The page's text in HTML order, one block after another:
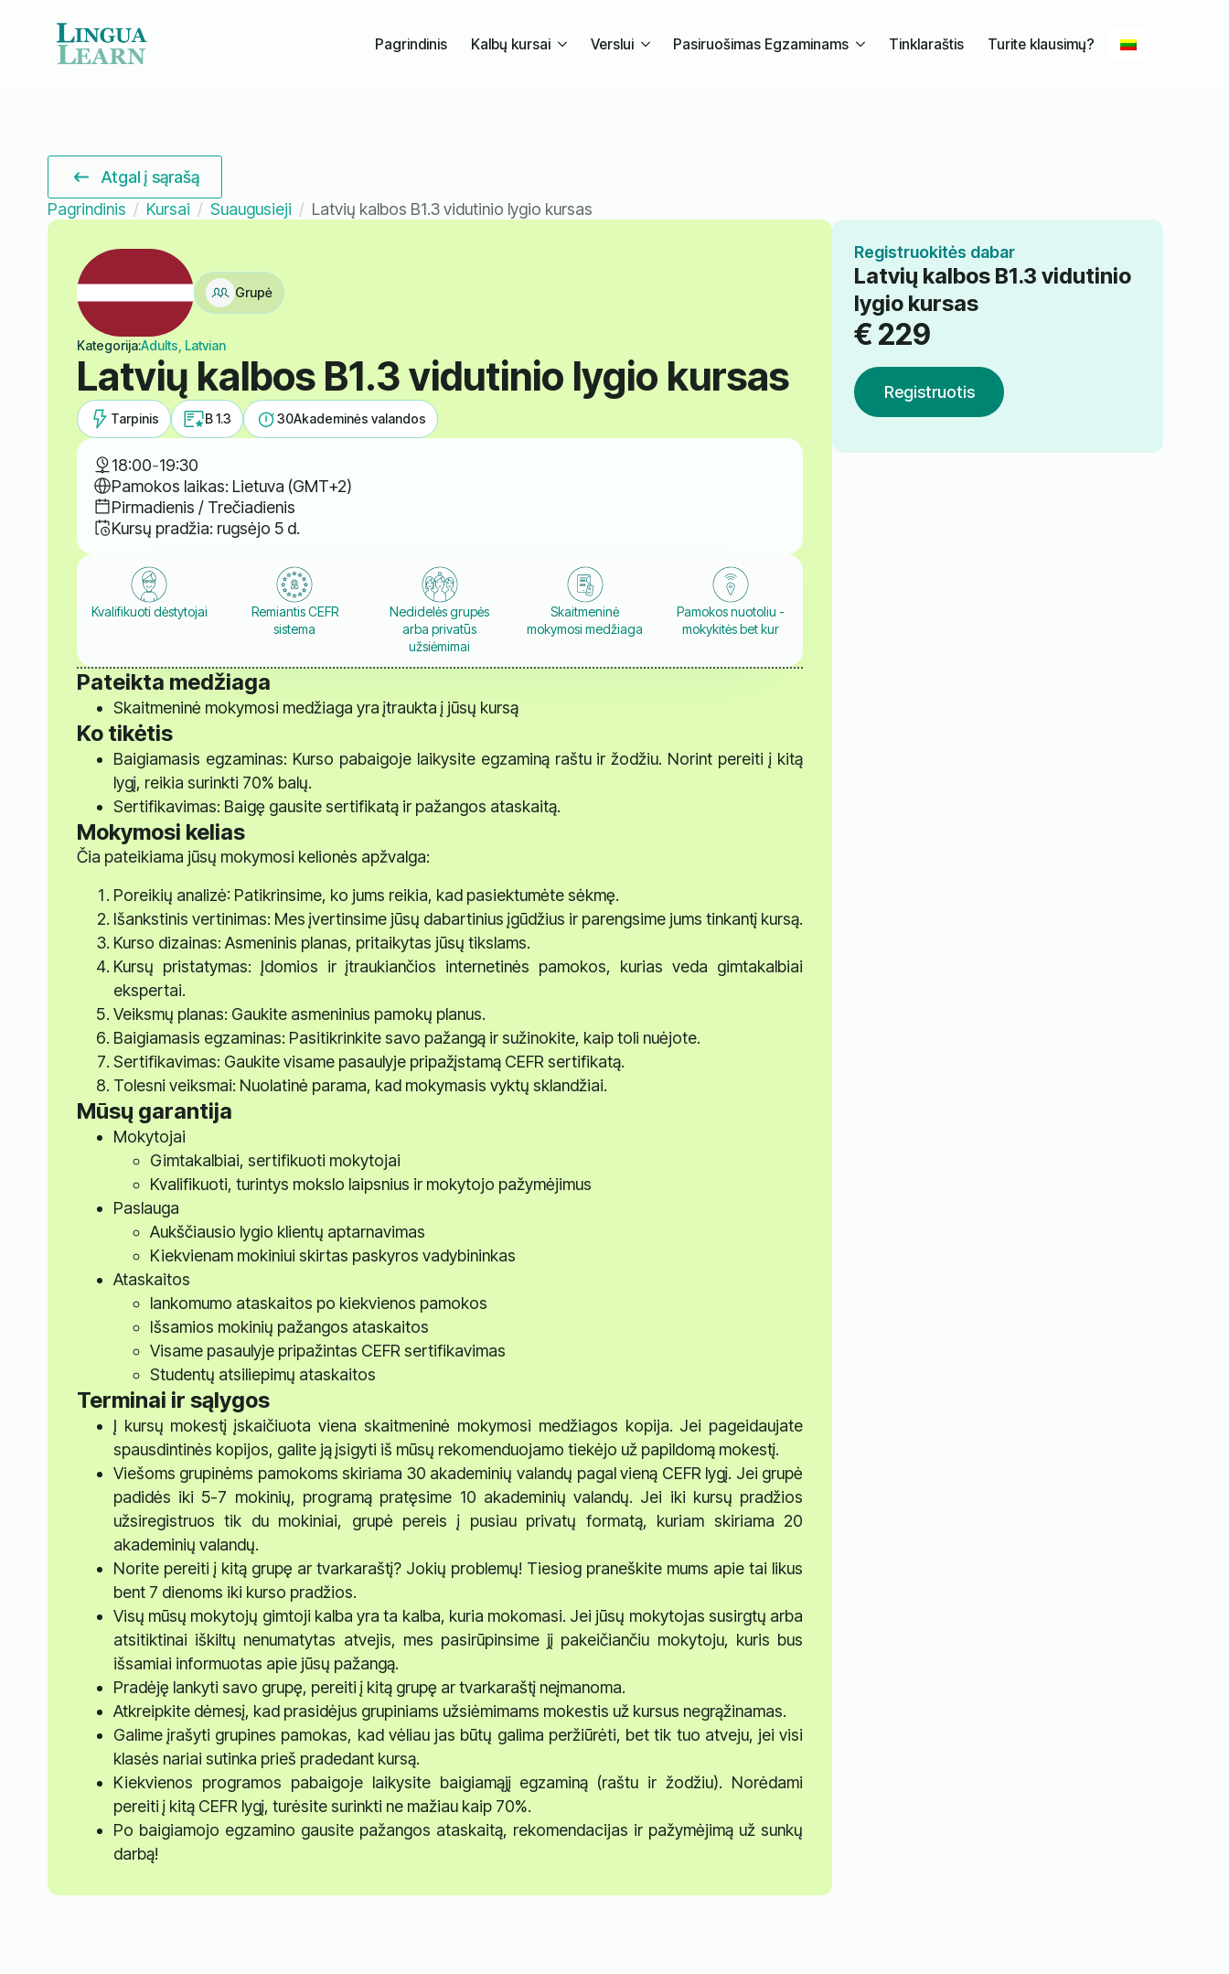
Pagrindinis Kalbų kursai Verslui Pasiruošimas Egzaminams Tinklaraštis Turite klausimų?
Atgal į sąrašą
Pagrindinis
Kursai Suaugusieji Latvių kalbos B1.3 vidutinio lygio kursas
Grupė
Kategorija:Adults, Latvian
Latvių kalbos B1.3 vidutinio lygio kursas
Tarpinis B 1.3 30Akademinės valandos
18:00-19:30
Pamokos laikas: Lietuva (GMT+2)
Pirmadienis / Trečiadienis
Kursų pradžia: rugsėjo 5 d.
Kvalifikuoti dėstytojai
Remiantis CEFR
sistema
Nedidelės grupės
arba privatūs
užsiėmimai
Skaitmeninė
mokymosi medžiaga
Pamokos nuotoliu -
mokykitės bet kur
Pateikta medžiaga
Skaitmeninė mokymosi medžiaga yra įtraukta į jūsų kursą
Ko tikėtis
Baigiamasis egzaminas: Kurso pabaigoje laikysite egzaminą raštu ir žodžiu. Norint pereiti į kitą
lygį, reikia surinkti 70% balų.
Sertifikavimas: Baigę gausite sertifikatą ir pažangos ataskaitą.
Mokymosi kelias
Čia pateikiama jūsų mokymosi kelionės apžvalga:
Poreikių analizė: Patikrinsime, ko jums reikia, kad pasiektumėte sėkmę.
Išankstinis vertinimas: Mes įvertinsime jūsų dabartinius įgūdžius ir parengsime jums tinkantį kursą.
Kurso dizainas: Asmeninis planas, pritaikytas jūsų tikslams.
Kursų pristatymas: Įdomios ir įtraukiančios internetinės pamokos, kurias veda gimtakalbiai
ekspertai.
Veiksmų planas: Gaukite asmeninius pamokų planus.
Baigiamasis egzaminas: Pasitikrinkite savo pažangą ir sužinokite, kaip toli nuėjote.
Sertifikavimas: Gaukite visame pasaulyje pripažįstamą CEFR sertifikatą.
Tolesni veiksmai: Nuolatinė parama, kad mokymasis vyktų sklandžiai.
Mūsų garantija
Mokytojai
Gimtakalbiai, sertifikuoti mokytojai
Kvalifikuoti, turintys mokslo laipsnius ir mokytojo pažymėjimus
Paslauga
Aukščiausio lygio klientų aptarnavimas
Kiekvienam mokiniui skirtas paskyros vadybininkas
Ataskaitos
lankomumo ataskaitos po kiekvienos pamokos
Išsamios mokinių pažangos ataskaitos
Visame pasaulyje pripažintas CEFR sertifikavimas
Studentų atsiliepimų ataskaitos
Terminai ir sąlygos
Į kursų mokestį įskaičiuota viena skaitmeninė mokymosi medžiagos kopija. Jei pageidaujate
spausdintinės kopijos, galite ją įsigyti iš mūsų rekomenduojamo tiekėjo už papildomą mokestį.
Viešoms grupinėms pamokoms skiriama 30 akademinių valandų pagal vieną CEFR lygį. Jei grupė
padidės iki 5-7 mokinių, programą pratęsime 10 akademinių valandų. Jei iki kursų pradžios
užsiregistruos tik du mokiniai, grupė pereis į pusiau privatų formatą, kuriam skiriama 20
akademinių valandų.
Norite pereiti į kitą grupę ar tvarkaraštį? Jokių problemų! Tiesiog praneškite mums apie tai likus
bent 7 dienoms iki kurso pradžios.
Visų mūsų mokytojų gimtoji kalba yra ta kalba, kuria mokomasi. Jei jūsų mokytojas susirgtų arba
atsitiktinai iškiltų nenumatytas atvejis, mes pasirūpinsime jį pakeičiančiu mokytoju, kuris bus
išsamiai informuotas apie jūsų pažangą.
Pradėję lankyti savo grupę, pereiti į kitą grupę ar tvarkaraštį neįmanoma.
Atkreipkite dėmesį, kad prasidėjus grupiniams užsiėmimams mokestis už kursus negrąžinamas.
Galime įrašyti grupines pamokas, kad vėliau jas būtų galima peržiūrėti, bet tik tuo atveju, jei visi
klasės nariai sutinka prieš pradedant kursą.
Kiekvienos programos pabaigoje laikysite baigiamąjį egzaminą (raštu ir žodžiu). Norėdami
pereiti į kitą CEFR lygį, turėsite surinkti ne mažiau kaip 70%.
Po baigiamojo egzamino gausite pažangos ataskaitą, rekomendacijas ir pažymėjimą už sunkų
darbą!
Registruokitės dabar
Latvių kalbos B1.3 vidutinio
lygio kursas
€ 229
Registruotis